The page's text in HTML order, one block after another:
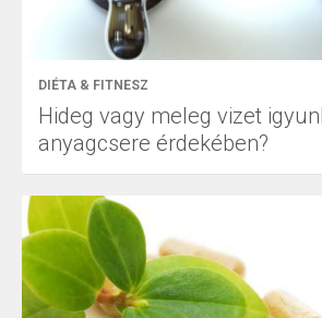
DIÉTA & FITNESZ
Hideg vagy meleg vizet
anyagcsere érdekében?